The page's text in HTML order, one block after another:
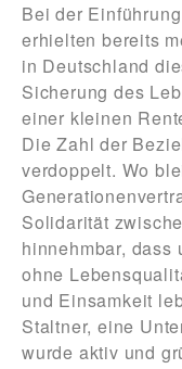
Bei der
erhielten bereits
in Deutschland
Sicherung des
einer kleinen
Die Zahl der
verdoppelt. Wo
Solidarität
hinnehmbar, dass
ohne
und Einsamkeit
Staltner, eine
wurde aktiv und